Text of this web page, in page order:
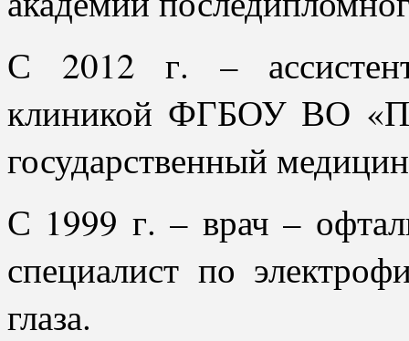
С 2012 г. –
клиникой ФГБОУ ВО
государственный
С 1999 г. – врач –
специалист по
глаза.